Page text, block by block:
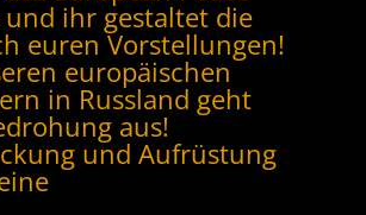
und ihr gestaltet die
euren Vorstellungen!
europäischen
in Russland geht
aus!
und Aufrüstung